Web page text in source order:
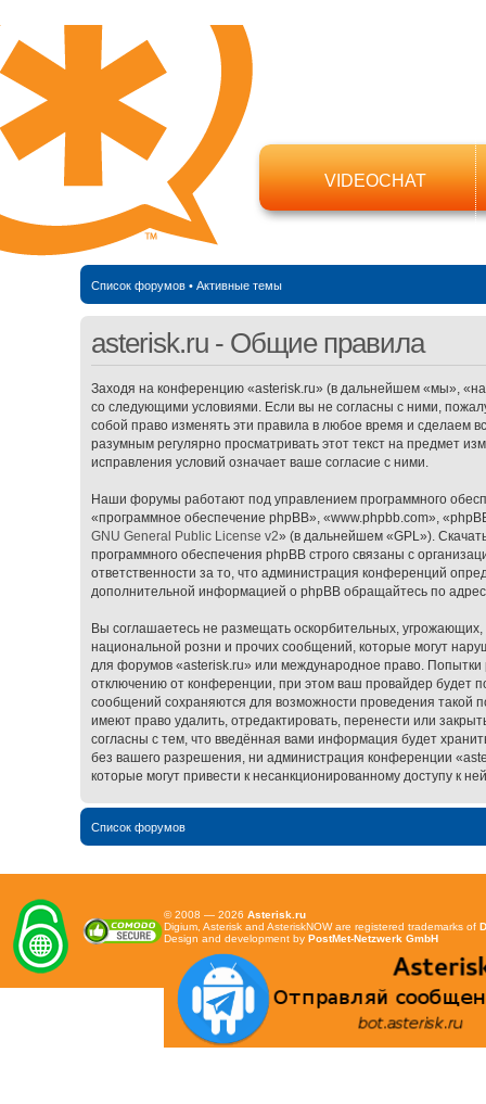
VIDEOCHAT
Список форумов• Активные темы
asterisk.ru - Общие правила
Заходя на конференцию «asterisk.ru» (в дальнейшем «мы»,
со следующими условиями. Если вы не согласны с ними,
собой право изменять эти правила в любое время и сделаем
разумным регулярно просматривать этот текст на предмет
исправления условий означает ваше согласие с ними.
Наши форумы работают под управлением программного
«программное обеспечение phpBB», «www.phpbb.com»,
GNU General Public License v2» (в дальнейшем «GPL»).
программного обеспечения phpBB строго связаны с
ответственности за то, что администрация конференций
дополнительной информацией о phpBB обращайтесь по
Вы соглашаетесь не размещать оскорбительных,
национальной розни и прочих сообщений, которые могут
для форумов «asterisk.ru» или международное право.
отключению от конференции, при этом ваш провайдер будет
сообщений сохраняются для возможности проведения такой
имеют право удалить, отредактировать, перенести или
согласны с тем, что введённая вами информация будет
без вашего разрешения, ни администрация конференции
которые могут привести к несанкционированному доступу к
Список форумов
© 2008 — 2026 Asterisk.ru
Digium, Asterisk and AsteriskNOW are registered trademarks of
Design and development by PostMet-Netzwerk GmbH